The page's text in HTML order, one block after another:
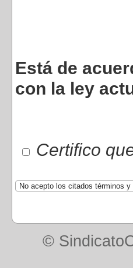
Está de
con la ley
Certifico
©